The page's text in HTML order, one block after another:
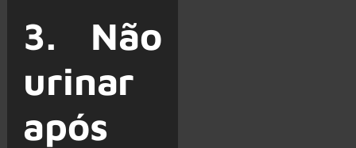
3. Não
urinar
após